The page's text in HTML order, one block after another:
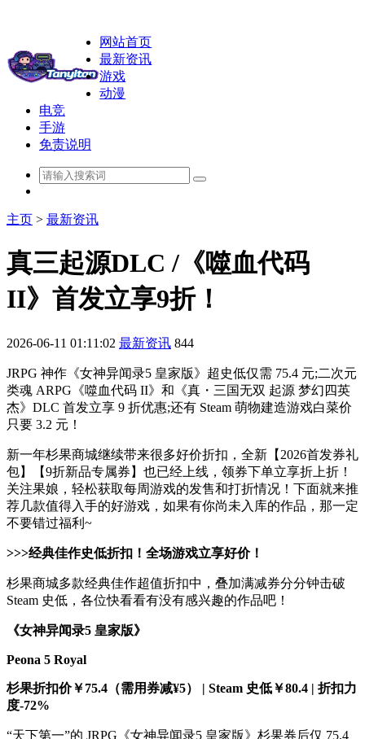
网站首页
最新资讯
游戏
动漫
电竞
手游
免责说明
主页 > 最新资讯
真三起源DLC /《噬血代码
II》首发立享9折！
2026-06-11 01:11:02 最新资讯 844
JRPG 神作《女神异闻录5 皇家版》超史低仅需 75.4 元;二次元
类魂 ARPG《噬血代码 II》和《真・三国无双 起源 梦幻四英
杰》DLC 首发立享 9 折优惠;还有 Steam 萌物建造游戏白菜价
只要 3.2 元！
新一年杉果商城继续带来很多好价折扣，全新【2026首发券礼
包】【9折新品专属券】也已经上线，领券下单立享折上折！
关注果娘，轻松获取每周游戏的发售和打折情况！下面就来推
荐几款值得入手的好游戏，如果有你尚未入库的作品，那一定
不要错过福利~
>>>经典佳作史低折扣！全场游戏立享好价！
杉果商城多款经典佳作超值折扣中，叠加满减券分分钟击破
Steam 史低，各位快看看有没有感兴趣的作品吧！
《女神异闻录5 皇家版》
Peona 5 Royal
杉果折扣价￥75.4（需用券减¥5） | Steam 史低￥80.4 | 折扣力
度-72%
“天下第一”的 JRPG《女神异闻录5 皇家版》杉果券后仅 75.4